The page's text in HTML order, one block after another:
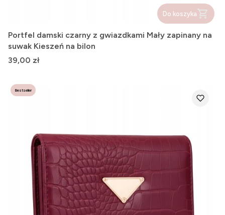
Do koszyka
Portfel damski czarny z gwiazdkami Mały zapinany na
suwak Kieszeń na bilon
Cena
39,00 zł
Bestseller